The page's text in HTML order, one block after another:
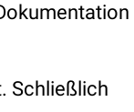
Schließlich